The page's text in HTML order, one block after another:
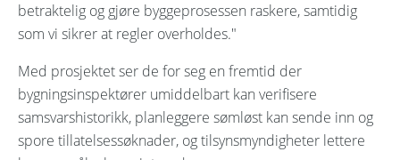
betraktelig og gjøre byggeprosessen raskere, samtidig
som vi sikrer at regler overholdes."
Med prosjektet ser de for seg en fremtid der
bygningsinspektører umiddelbart kan verifisere
samsvarshistorikk, planleggere sømløst kan sende inn og
spore tillatelsessøknader, og tilsynsmyndigheter lettere